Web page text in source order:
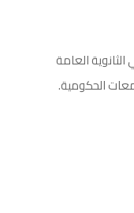
لا يقل عن 85% في الثانوية العامة